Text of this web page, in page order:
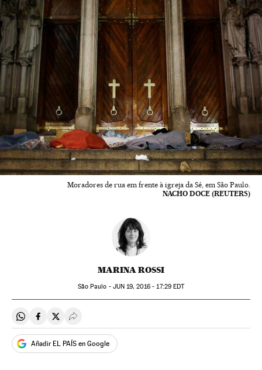
Moradores de rua em frente à igreja da Sé, em São Paulo.
NACHO DOCE (REUTERS)
MARINA ROSSI
São Paulo - JUN 19, 2016 - 17:29EDT
Compartir en Whatsapp
Compartir en Facebook
Compartir en Twitter
Desplegar Redes Sociales
Añadir EL PAÍS en Google